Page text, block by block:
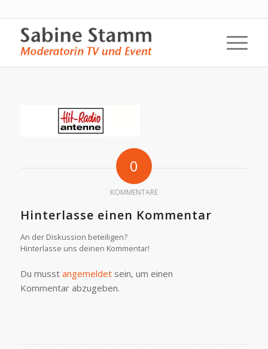
0
KOMMENTARE
Hinterlasse einen Kommentar
An der Diskussion beteiligen?
Hinterlasse uns deinen Kommentar!
Du musst angemeldetsein, um einen
Kommentar abzugeben.